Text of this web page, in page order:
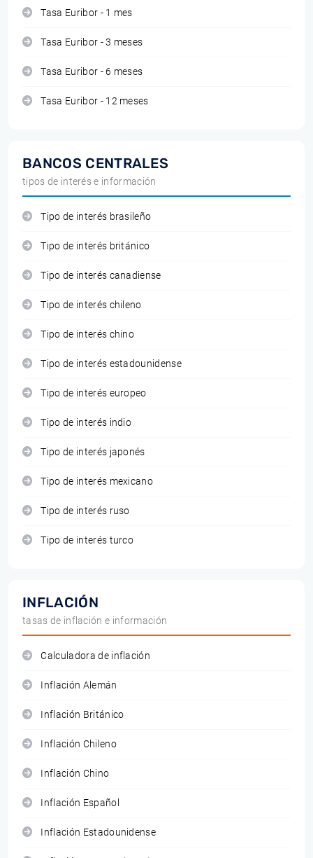
Tasa Euribor - 1 mes
Tasa Euribor - 3 meses
Tasa Euribor - 6 meses
Tasa Euribor - 12 meses
BANCOS CENTRALES
tipos de interés e información
Tipo de interés brasileño
Tipo de interés británico
Tipo de interés canadiense
Tipo de interés chileno
Tipo de interés chino
Tipo de interés estadounidense
Tipo de interés europeo
Tipo de interés indio
Tipo de interés japonés
Tipo de interés mexicano
Tipo de interés ruso
Tipo de interés turco
INFLACIÓN
tasas de inflación e información
Calculadora de inflación
Inflación Alemán
Inflación Británico
Inflación Chileno
Inflación Chino
Inflación Español
Inflación Estadounidense